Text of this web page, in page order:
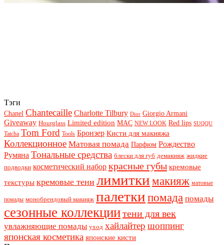
Тэги
Chanel Chantecaille Charlotte Tilbury Dior Giorgio Armani
Giveaway Hourglass Limited edition MAC NEW LOOK Red lips SUQQU
Tatcha Tom Ford Tools Бронзер Кисти для макияжа
Коллекционное Матовая помада Парфюм Рождество
Румяна Тональные средства блески для губ демакияж жидкие
подводки косметический набор красные губы кремовые
текстуры кремовые тени лимиткимакияж матовые
помады монобрендовый макияж палеткипомада помады
сезонные коллекциитени для век
увлажняющие помады уход хайлайтер шоппинг
японская косметика японские кисти